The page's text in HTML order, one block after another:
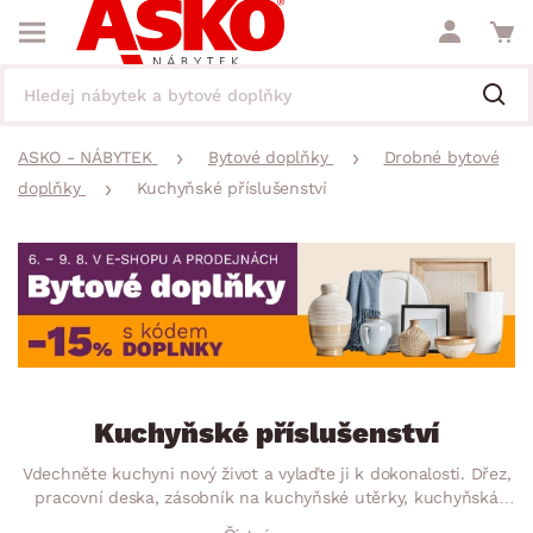
ASKO - NÁBYTEK Bytové doplňky
Drobné bytové
doplňky
Kuchyňské příslušenství
Kuchyňské příslušenství
Vdechněte kuchyni nový život a vylaďte ji k dokonalosti. Dřez,
pracovní deska, zásobník na kuchyňské utěrky, kuchyňská